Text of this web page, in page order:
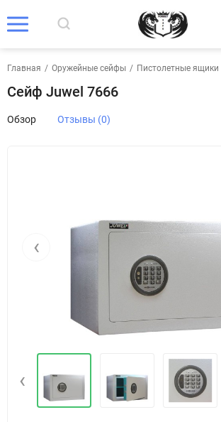
Главная / Оружейные сейфы / Пистолетные ящики
Сейф Juwel 7666
Обзор Отзывы (0)
‹
‹